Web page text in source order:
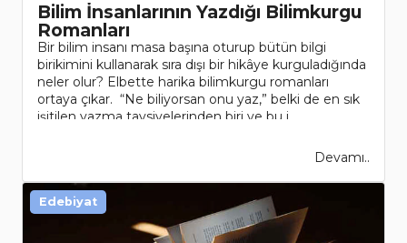
Bilim İnsanlarının Yazdığı Bilimkurgu
Romanları
Bir bilim insanı masa başına oturup bütün bilgi
birikimini kullanarak sıra dışı bir hikâye kurguladığında
neler olur? Elbette harika bilimkurgu romanları
ortaya çıkar. “Ne biliyorsan onu yaz,” belki de en sık
işitilen yazma tavsiyelerinden biri ve bu i..
Devamı..
Edebiyat